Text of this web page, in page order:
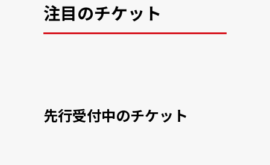
注目のチケット
先行受付中のチケット